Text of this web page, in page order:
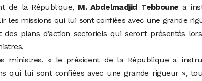
de la République, M. Abdelmadjid Tebboune a
les missions qui lui sont confiées avec une grande
plans d’action sectoriels qui seront présentés
ministres, « le président de la République a
qui lui sont confiées avec une grande rigueur »,